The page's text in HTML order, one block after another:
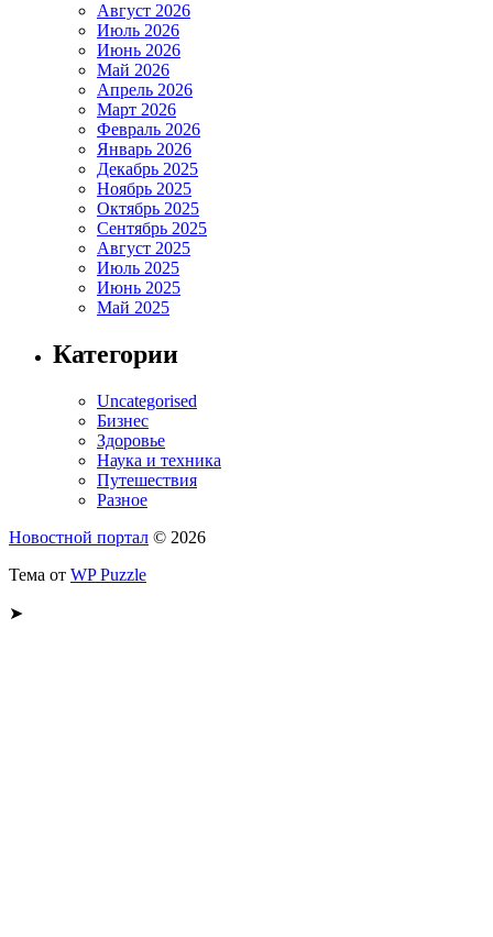
Август 2026
Июль 2026
Июнь 2026
Май 2026
Апрель 2026
Март 2026
Февраль 2026
Январь 2026
Декабрь 2025
Ноябрь 2025
Октябрь 2025
Сентябрь 2025
Август 2025
Июль 2025
Июнь 2025
Май 2025
Категории
Uncategorised
Бизнес
Здоровье
Наука и техника
Путешествия
Разное
Новостной портал © 2026
Тема от WP Puzzle
➤